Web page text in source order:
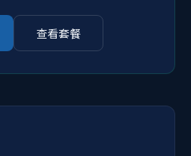
查看套餐